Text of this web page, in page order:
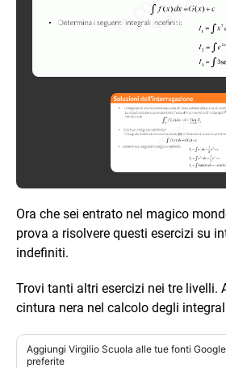
Ora che sei entrato nel magico
prova a risolvere questi esercizi su
indefiniti.
Trovi tanti altri esercizi nei tre livelli.
cintura nera nel calcolo degli
Aggiungi Virgilio Scuola alle tue fonti Google
preferite